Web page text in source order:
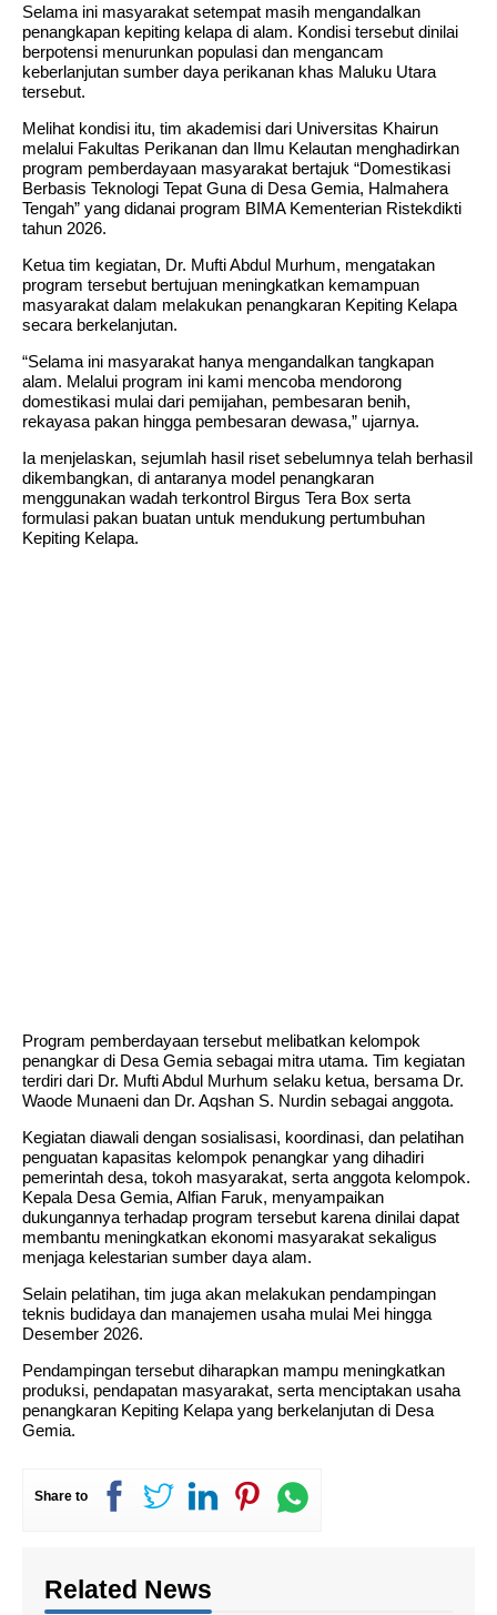
Selama ini masyarakat setempat masih mengandalkan
penangkapan kepiting kelapa di alam. Kondisi tersebut dinilai
berpotensi menurunkan populasi dan mengancam
keberlanjutan sumber daya perikanan khas Maluku Utara
tersebut.
Melihat kondisi itu, tim akademisi dari Universitas Khairun
melalui Fakultas Perikanan dan Ilmu Kelautan menghadirkan
program pemberdayaan masyarakat bertajuk “Domestikasi
Berbasis Teknologi Tepat Guna di Desa Gemia, Halmahera
Tengah” yang didanai program BIMA Kementerian Ristekdikti
tahun 2026.
Ketua tim kegiatan, Dr. Mufti Abdul Murhum, mengatakan
program tersebut bertujuan meningkatkan kemampuan
masyarakat dalam melakukan penangkaran Kepiting Kelapa
secara berkelanjutan.
“Selama ini masyarakat hanya mengandalkan tangkapan
alam. Melalui program ini kami mencoba mendorong
domestikasi mulai dari pemijahan, pembesaran benih,
rekayasa pakan hingga pembesaran dewasa,” ujarnya.
Ia menjelaskan, sejumlah hasil riset sebelumnya telah berhasil
dikembangkan, di antaranya model penangkaran
menggunakan wadah terkontrol Birgus Tera Box serta
formulasi pakan buatan untuk mendukung pertumbuhan
Kepiting Kelapa.
Program pemberdayaan tersebut melibatkan kelompok
penangkar di Desa Gemia sebagai mitra utama. Tim kegiatan
terdiri dari Dr. Mufti Abdul Murhum selaku ketua, bersama Dr.
Waode Munaeni dan Dr. Aqshan S. Nurdin sebagai anggota.
Kegiatan diawali dengan sosialisasi, koordinasi, dan pelatihan
penguatan kapasitas kelompok penangkar yang dihadiri
pemerintah desa, tokoh masyarakat, serta anggota kelompok.
Kepala Desa Gemia, Alfian Faruk, menyampaikan
dukungannya terhadap program tersebut karena dinilai dapat
membantu meningkatkan ekonomi masyarakat sekaligus
menjaga kelestarian sumber daya alam.
Selain pelatihan, tim juga akan melakukan pendampingan
teknis budidaya dan manajemen usaha mulai Mei hingga
Desember 2026.
Pendampingan tersebut diharapkan mampu meningkatkan
produksi, pendapatan masyarakat, serta menciptakan usaha
penangkaran Kepiting Kelapa yang berkelanjutan di Desa
Gemia.
Share to
Related News